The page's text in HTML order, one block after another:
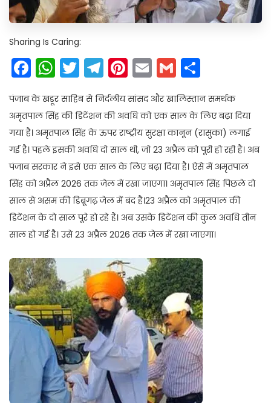
Sharing Is Caring:
Facebook
WhatsApp
Twitter
Telegram
Pinterest
EmailGmail
पंजाब के खडूर साहिब से निर्दलीय सांसद और खालिस्तान समर्थक
अमृतपाल सिंह की डिटेंशन की अवधि को एक साल के लिए बढ़ा दिया
गया है। अमृतपाल सिंह के ऊपर राष्ट्रीय सुरक्षा कानून (रासुका) लगाई
गई है। पहले इसकी अवधि दो साल थी, जो 23 अप्रैल को पूरी हो रही है। अब
पंजाब सरकार ने इसे एक साल के लिए बढ़ा दिया है। ऐसे में अमृतपाल
सिंह को अप्रैल 2026 तक जेल में रखा जाएगा। अमृतपाल सिंह पिछले दो
साल से असम की डिब्रूगढ़ जेल में बंद है।23 अप्रैल को अमृतपाल की
डिटेंशन के दो साल पूरे हो रहे हैं। अब उसके डिटेंशन की कुल अवधि तीन
साल हो गई है। उसे 23 अप्रैल 2026 तक जेल में रखा जाएगा।